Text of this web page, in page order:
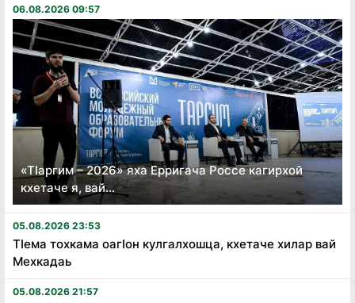
06.08.2026 09:57
«Тӏаргим – 2026» яха Ерригача Россе кагирхой
кхетаче я, вай...
05.08.2026 23:53
Тӏема тохкама оагӏон кулгалхошца, кхетаче хилар вай
Мехкадаь
05.08.2026 21:57